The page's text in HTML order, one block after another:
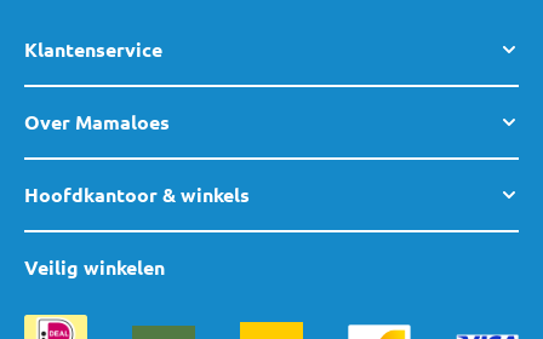
Klantenservice
Over Mamaloes
Hoofdkantoor & winkels
Veilig winkelen